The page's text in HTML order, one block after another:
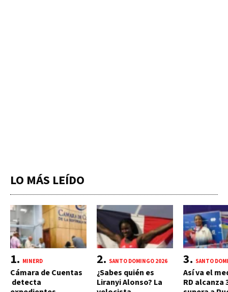
LO MÁS LEÍDO
MINERD
Cámara de Cuentas
detecta
SANTO DOMINGO 2026
¿Sabes quién es
Liranyi Alonso? La
SANTO
Así va el
RD alcanza